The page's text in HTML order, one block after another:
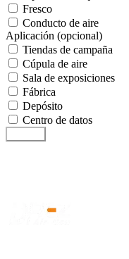
Fresco
Conducto de aire
Aplicación (opcional)
Tiendas de campaña
Cúpula de aire
Sala de exposiciones
Fábrica
Depósito
Centro de datos